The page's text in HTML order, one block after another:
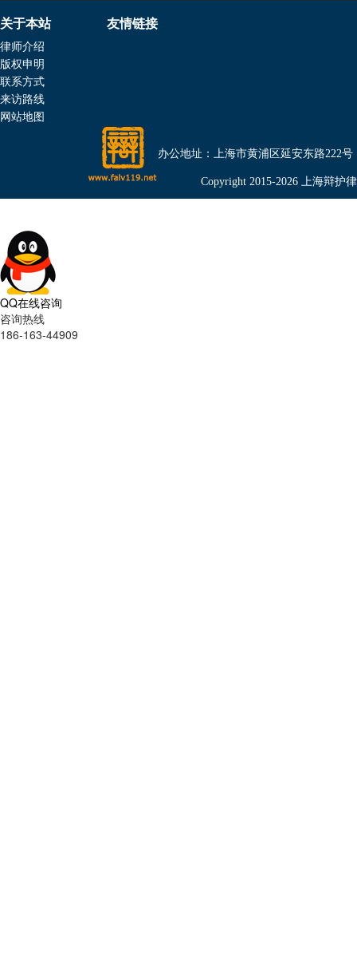
关于本站
律师介绍
版权申明
联系方式
来访路线
网站地图
友情链接
办公地址：上海市黄浦区延安东路222号
Copyright 2015-2026 上海辩护
QQ在线咨询
咨询热线
186-163-44909